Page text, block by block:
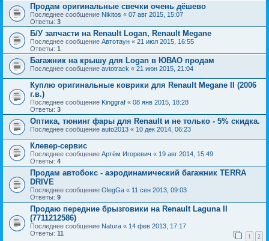
Продам оригинальные свечки очень дёшево
Последнее сообщение Nikitos « 07 авг 2015, 15:07
Ответы: 3
Б/У запчасти на Renault Logan, Renault Megane
Последнее сообщение Автотаун « 21 июл 2015, 16:55
Ответы: 1
Багажник на крышу для Logan в ЮВАО продам
Последнее сообщение avtotrack « 21 июн 2015, 21:04
Куплю оригинальные коврики для Renault Megane II (2006
г.в.)
Последнее сообщение Kinggraf « 08 янв 2015, 18:28
Ответы: 3
Оптика, тюнинг фары для Renault и не только - 5% скидка.
Последнее сообщение auto2013 « 10 дек 2014, 06:23
Клевер-сервис
Последнее сообщение Артём Игоревич « 19 авг 2014, 15:49
Ответы: 4
Продам автобокс - аэродинамический багажник TERRA
DRIVE
Последнее сообщение OlegGa « 11 сен 2013, 09:03
Ответы: 9
Продаю передние брызговики на Renault Laguna II
(7711212586)
Последнее сообщение Natura « 14 фев 2013, 17:17
Ответы: 11 1 2